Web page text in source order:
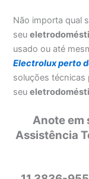
Não importa qual
seu
usado ou até
Electrolux perto
soluções técnicas
seu
Anote em
Assistência